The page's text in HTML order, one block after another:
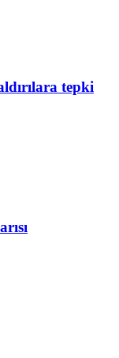
tepki